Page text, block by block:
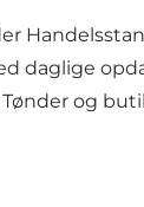
daglige
og